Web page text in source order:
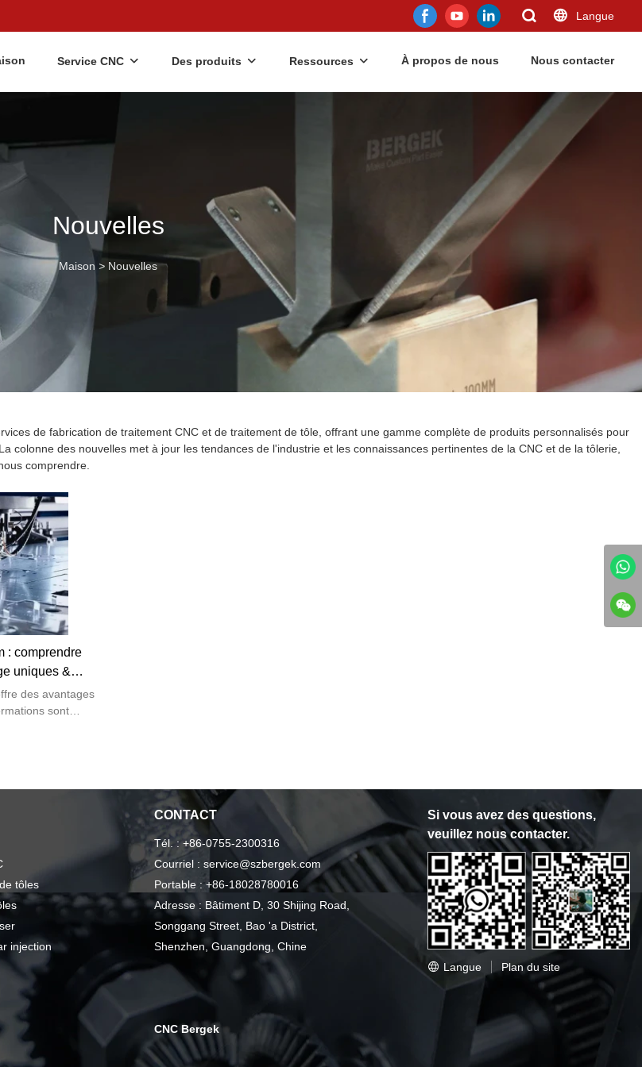
Langue
Service CNC Des produits Ressources À propos de nous Nous contacter
Nouvelles
Maison > Nouvelles
de fabrication de traitement CNC et de traitement de tôle, offrant une gamme complète de produits personnalisés pour
colonne des nouvelles met à jour les tendances de l'industrie et les connaissances pertinentes de la CNC et de la tôlerie,
comprendre.
: comprendre
uniques &
des avantages
sont
crucial.
tôles
injection
CONTACT
Tél. : +86-0755-2300316
Courriel : service@szbergek.com
Portable : +86-18028780016
Adresse : Bâtiment D, 30 Shijing Road,
Songgang Street, Bao 'a District,
Shenzhen, Guangdong, Chine
CNC Bergek
Si vous avez des questions,
veuillez nous contacter.
Langue Plan du site